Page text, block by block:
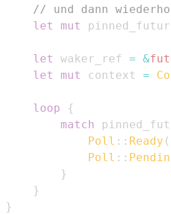
// und dann
let
mut
let waker_ref = &
let
mut context =
loop
{
match
Poll :: Ready (
Poll ::
}
}
}